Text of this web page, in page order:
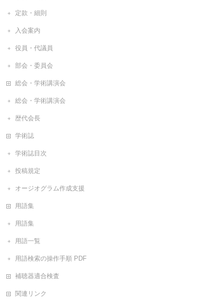
定款・細則
入会案内
役員・代議員
部会・委員会
総会・学術講演会
総会・学術講演会
歴代会長
学術誌
学術誌目次
投稿規定
オージオグラム作成支援
用語集
用語集
用語一覧
用語検索の操作手順 PDF
補聴器適合検査
関連リンク